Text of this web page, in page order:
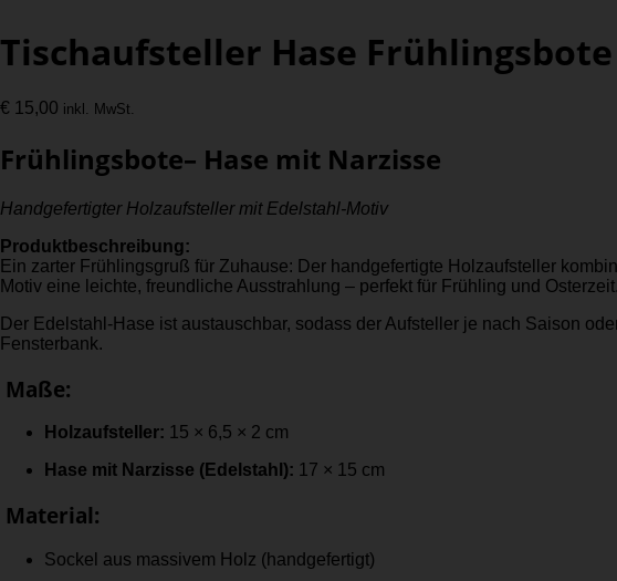
Tischaufsteller Hase Frühlingsbote
€ 15,00 inkl. MwSt.
Frühlingsbote– Hase mit Narzisse
Handgefertigter Holzaufsteller mit Edelstahl-Motiv
Produktbeschreibung:
Ein zarter Frühlingsgruß für Zuhause: Der handgefertigte Holzaufsteller
Motiv eine leichte, freundliche Ausstrahlung – perfekt für Frühling und Osterzeit.
Der Edelstahl-Hase ist austauschbar, sodass der Aufsteller je nach Saison
Fensterbank.
Maße:
Holzaufsteller: 15 × 6,5 × 2 cm
Hase mit Narzisse (Edelstahl): 17 × 15 cm
Material:
Sockel aus massivem Holz (handgefertigt)